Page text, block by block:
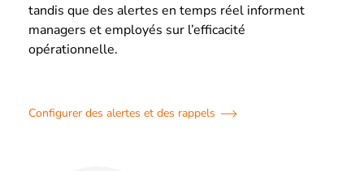
tandis que des alertes en temps réel informent
managers et employés sur l’efficacité
opérationnelle.
Configurer des alertes et des rappels